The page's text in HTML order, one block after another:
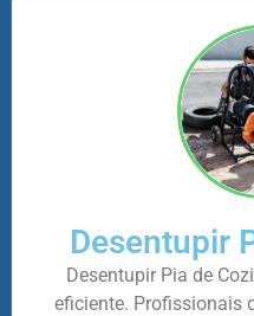
Desentupir
Desentupir Pia de
eficiente. Profissionais